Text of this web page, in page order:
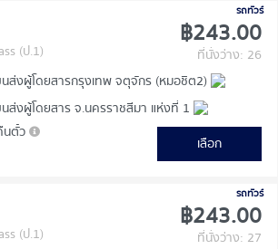
รถทัวร์
(ป.1)
฿243.00
ที่นั่งว่าง: 26
ส่งผู้โดยสารกรุงเทพ จตุจักร (หมอชิต2)
ส่งผู้โดยสาร จ.นครราชสีมา แห่งที่ 1
นตั๋ว
เลือก
รถทัวร์
(ป.1)
฿243.00
ที่นั่งว่าง: 27